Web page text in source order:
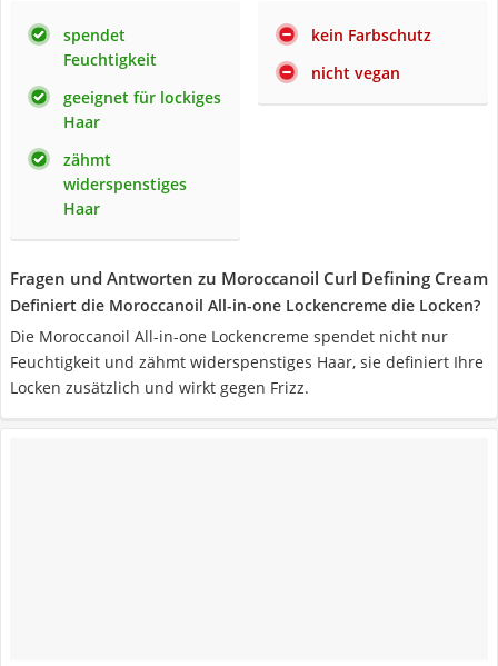
spendet
Feuchtigkeit
geeignet für lockiges
Haar
zähmt
widerspenstiges
Haar
kein Farbschutz
nicht vegan
Fragen und Antworten zu Moroccanoil Curl Defining Cream
Definiert die Moroccanoil All-in-one Lockencreme die Locken?
Die Moroccanoil All-in-one Lockencreme spendet nicht nur
Feuchtigkeit und zähmt widerspenstiges Haar, sie definiert Ihre
Locken zusätzlich und wirkt gegen Frizz.